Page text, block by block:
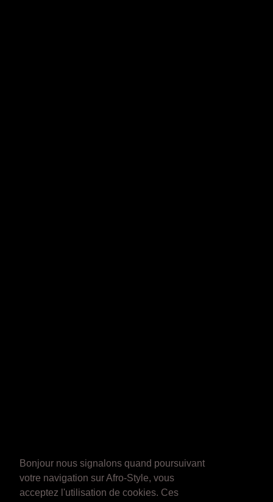
Bonjour nous signalons quand poursuivant
votre navigation sur Afro-Style, vous
acceptez l'utilisation de cookies. Ces